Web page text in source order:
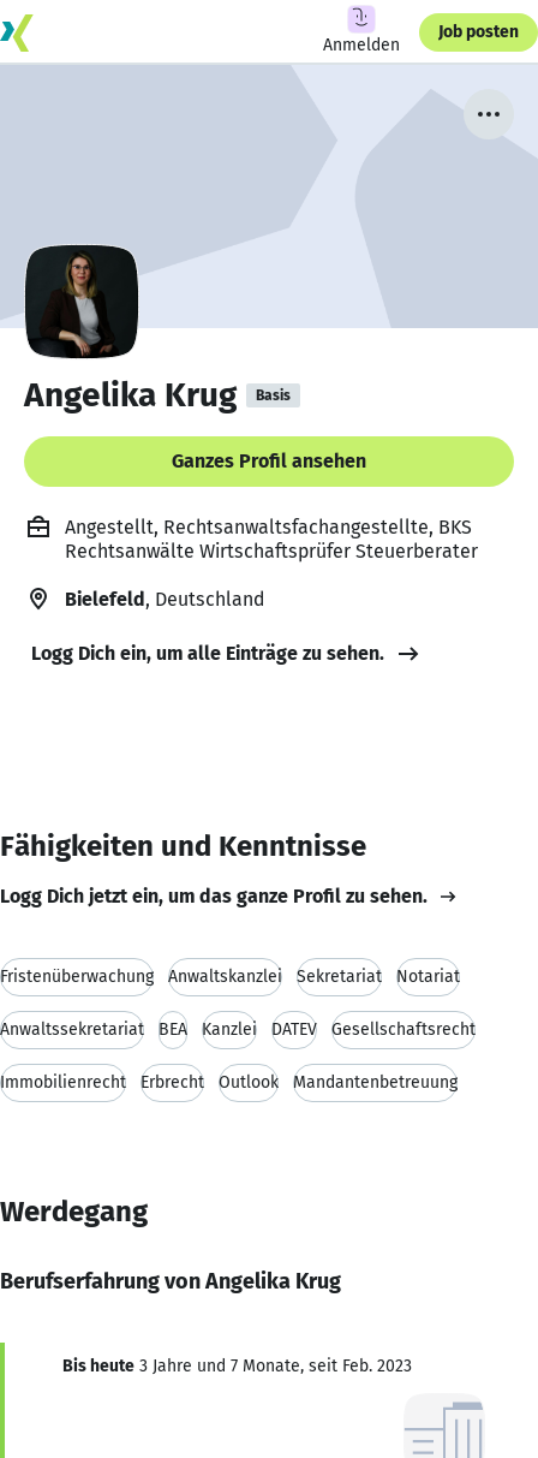
Anmelden
Job posten
Angelika Krug Basis
Ganzes Profil ansehen
Angestellt, Rechtsanwaltsfachangestellte, BKS
Rechtsanwälte Wirtschaftsprüfer Steuerberater
Bielefeld, Deutschland
Logg Dich ein, um alle Einträge zu sehen.
Fähigkeiten und Kenntnisse
Logg Dich jetzt ein, um das ganze Profil zu sehen.
Fristenüberwachung Anwaltskanzlei Sekretariat Notariat
Anwaltssekretariat BEA Kanzlei DATEV Gesellschaftsrecht
Immobilienrecht Erbrecht Outlook Mandantenbetreuung
Werdegang
Berufserfahrung von Angelika Krug
Bis heute 3 Jahre und 7 Monate, seit Feb. 2023